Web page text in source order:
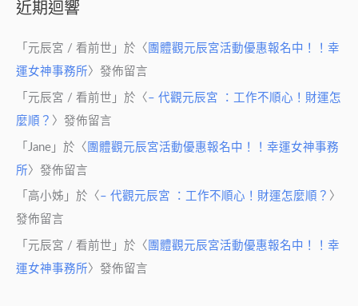
近期迴響
「 元辰宮 / 看前世 」於〈 團體觀元辰宮活動優惠報名中！！幸
運女神事務所〉發佈留言
「 元辰宮 / 看前世 」於〈 – 代觀元辰宮 ：工作不順心！財運怎
麼順？ 〉發佈留言
「 Jane 」於〈 團體觀元辰宮活動優惠報名中！！幸運女神事務
所〉發佈留言
「 高小姊 」於〈 – 代觀元辰宮 ：工作不順心！財運怎麼順？ 〉
發佈留言
「 元辰宮 / 看前世 」於〈 團體觀元辰宮活動優惠報名中！！幸
運女神事務所 〉發佈留言